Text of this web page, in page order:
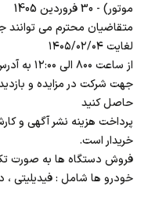
موتور) - 30 فروردین 1405
لغایت ۱۴۰۵/۰۲/۰۴
از ساعت ۸۰۰ الی ۱۲:۰۰ به آدرس :
جهت شرکت در مزایده و
حاصل کنید
پرداخت هزینه نشر آگهی و
خریدار است.
فروش دستگاه ها به صورت
خودرو ها شامل : فیدیلیتی ،